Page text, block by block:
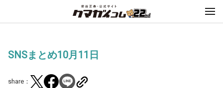
SNSまとめ10月11日
share：